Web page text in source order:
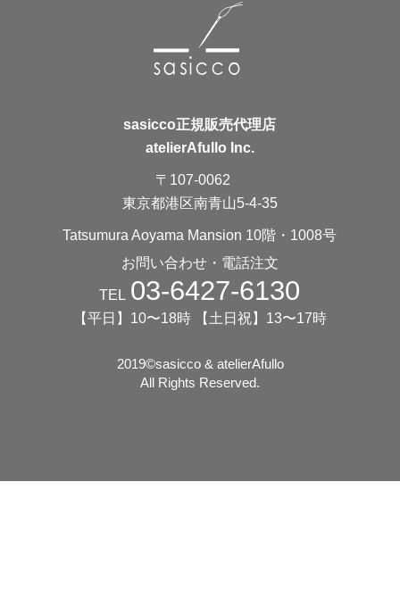
sasicco正規販売代理店
atelierAfullo Inc.
〒107-0062
東京都港区南青山5-4-35
Tatsumura Aoyama Mansion 10階・1008号
お問い合わせ・電話注文
TEL 03-6427-6130
【平日】10〜18時 【土日祝】13〜17時
2019©️sasicco & atelierAfullo
All Rights Reserved.